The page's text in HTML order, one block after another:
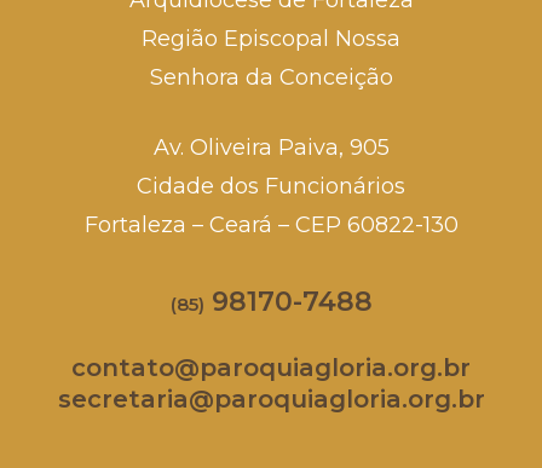
Região Episcopal Nossa
Senhora da Conceição
Av. Oliveira Paiva, 905
Cidade dos Funcionários
Fortaleza – Ceará – CEP 60822-130
(85) 98170-7488
contato@paroquiagloria.org.br
secretaria@paroquiagloria.org.br